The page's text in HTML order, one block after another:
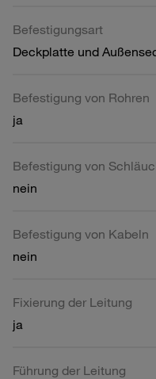
Befestigungsart
Deckplatte und
Befestigung von Rohren
ja
Befestigung von
nein
Befestigung von Kabeln
nein
Fixierung der Leitung
ja
Führung der Leitung